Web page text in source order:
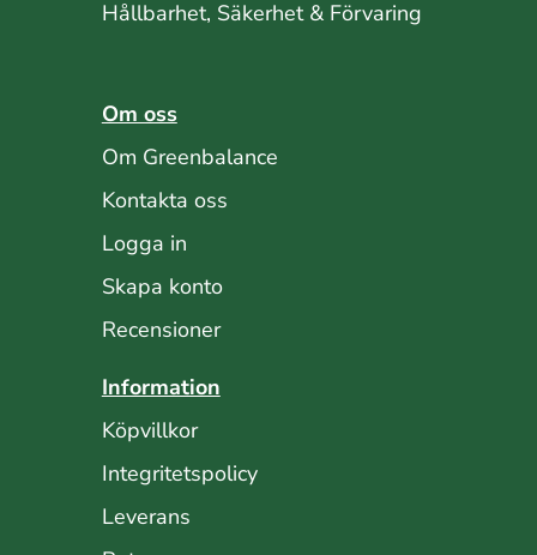
Hållbarhet, Säkerhet & Förvaring
Om oss
Om Greenbalance
Kontakta oss
Logga in
Skapa konto
Recensioner
Information
Köpvillkor
Integritetspolicy
Leverans